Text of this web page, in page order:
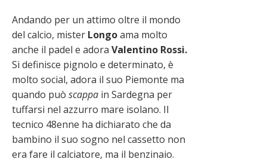
Andando per un attimo oltre il mondo
del calcio, mister Longoama molto
anche il padel e adora Valentino Rossi.
Si definisce pignolo e determinato, è
molto social, adora il suo Piemonte ma
quando può scappa in Sardegna per
tuffarsi nel azzurro mare isolano. Il
tecnico 48enne ha dichiarato che da
bambino il suo sogno nel cassetto non
era fare il calciatore, ma il benzinaio.